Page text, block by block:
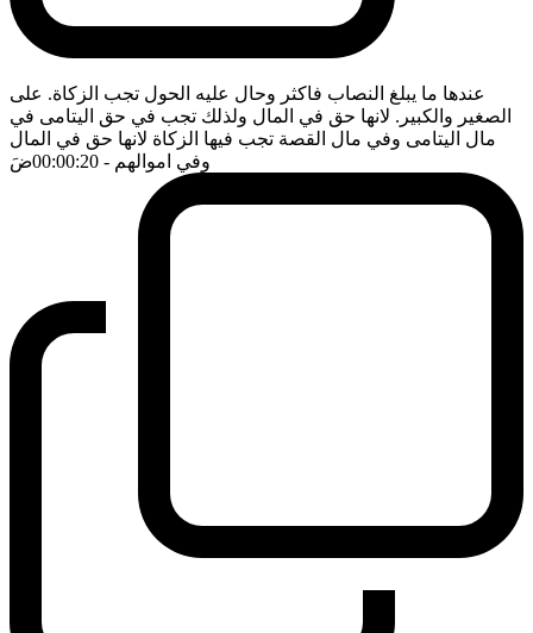
عندها ما يبلغ النصاب فاكثر وحال عليه الحول تجب الزكاة. على
الصغير والكبير. لانها حق في المال ولذلك تجب في حق اليتامى في
مال اليتامى وفي مال القصة تجب فيها الزكاة لانها حق في المال
وفي اموالهم - 00:00:20 ضَ